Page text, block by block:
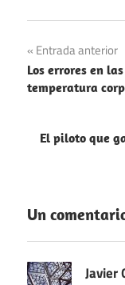
de
Vietnam
Matemáticas
Navegación
de
Entrada anterior
Los errores en
temperatura
El piloto que
Un
Javier